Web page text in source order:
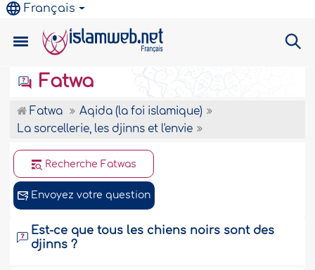
Français
Fatwa
Fatwa
Aqida (la foi islamique)
La sorcellerie, les djinns et l'envie
Recherche Fatwas
Envoyez votre question
Est-ce que tous les chiens noirs sont des
djinns ?